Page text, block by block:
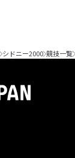
シドニー2000 競技一覧